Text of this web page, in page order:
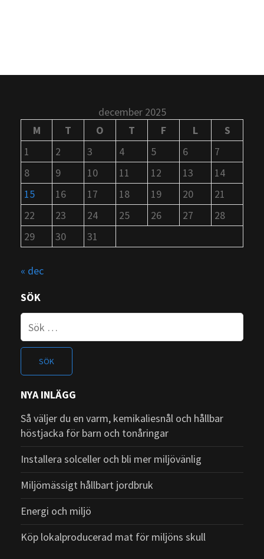
december 2025
M
T O T F L
S
1
2 3 4 5 6
7
8
9 10 11 12 13
14
15
16 17 18 19 20
21
22
23 24 25 26 27
28
29
30 31
« dec
SÖK
Sök
NYA INLÄGG
Så väljer du en varm, kemikaliesnål och hållbar
höstjacka för barn och tonåringar
Installera solceller och bli mer miljövänlig
Miljömässigt hållbart jordbruk
Energi och miljö
Köp lokalproducerad mat för miljöns skull